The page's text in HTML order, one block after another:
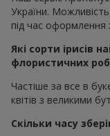
України.
під час оформлення
Які сорти ірисів
флористичних
Частіше за все в
квітів з великими
Скільки часу